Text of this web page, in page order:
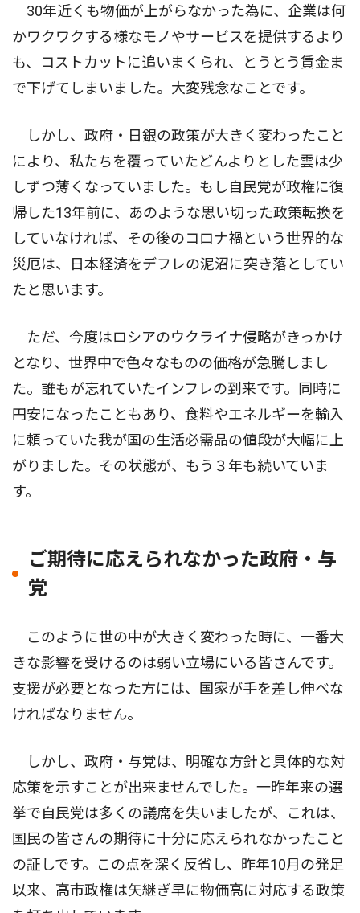
30年近くも物価が上がらなかった為に、企業は何
かワクワクする様なモノやサービスを提供するより
も、コストカットに追いまくられ、とうとう賃金ま
で下げてしまいました。大変残念なことです。
しかし、政府・日銀の政策が大きく変わったこと
により、私たちを覆っていたどんよりとした雲は少
しずつ薄くなっていました。もし自民党が政権に復
帰した13年前に、あのような思い切った政策転換を
していなければ、その後のコロナ禍という世界的な
災厄は、日本経済をデフレの泥沼に突き落としてい
たと思います。
ただ、今度はロシアのウクライナ侵略がきっかけ
となり、世界中で色々なものの価格が急騰しまし
た。誰もが忘れていたインフレの到来です。同時に
円安になったこともあり、食料やエネルギーを輸入
に頼っていた我が国の生活必需品の値段が大幅に上
がりました。その状態が、もう３年も続いていま
す。
ご期待に応えられなかった政府・与
党
このように世の中が大きく変わった時に、一番大
きな影響を受けるのは弱い立場にいる皆さんです。
支援が必要となった方には、国家が手を差し伸べな
ければなりません。
しかし、政府・与党は、明確な方針と具体的な対
応策を示すことが出来ませんでした。一昨年来の選
挙で自民党は多くの議席を失いましたが、これは、
国民の皆さんの期待に十分に応えられなかったこと
の証しです。この点を深く反省し、昨年10月の発足
以来、高市政権は矢継ぎ早に物価高に対応する政策